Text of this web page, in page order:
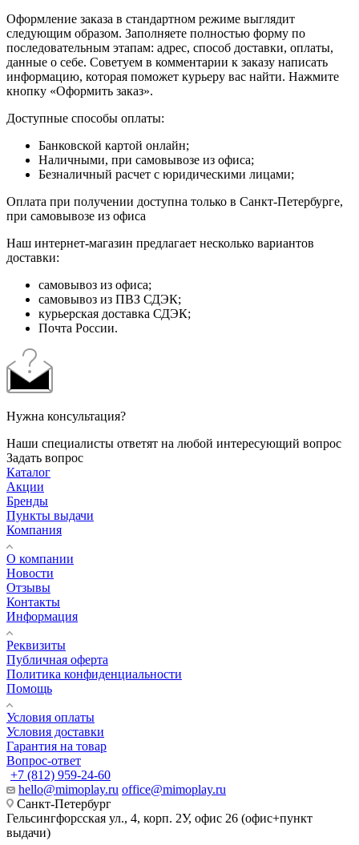
Оформление заказа в стандартном режиме выглядит
следующим образом. Заполняете полностью форму по
последовательным этапам: адрес, способ доставки, оплаты,
данные о себе. Советуем в комментарии к заказу написать
информацию, которая поможет курьеру вас найти. Нажмите
кнопку «Оформить заказ».
Доступные способы оплаты:
Банковской картой онлайн;
Наличными, при самовывозе из офиса;
Безналичный расчет с юридическими лицами;
Оплата при получении доступна только в Санкт-Петербурге,
при самовывозе из офиса
Наш интернет-магазин предлагает несколько вариантов
доставки:
самовывоз из офиса;
самовывоз из ПВЗ СДЭК;
курьерская доставка СДЭК;
Почта России.
Нужна консультация?
Наши специалисты ответят на любой интересующий вопрос
Задать вопрос
Каталог
Акции
Бренды
Пункты выдачи
Компания
О компании
Новости
Отзывы
Контакты
Информация
Реквизиты
Публичная оферта
Политика конфиденциальности
Помощь
Условия оплаты
Условия доставки
Гарантия на товар
Вопрос-ответ
+7 (812) 959-24-60
hello@mimoplay.ru office@mimoplay.ru
Санкт-Петербург
Гельсингфорсская ул., 4, корп. 2У, офис 26 (офис+пункт
выдачи)